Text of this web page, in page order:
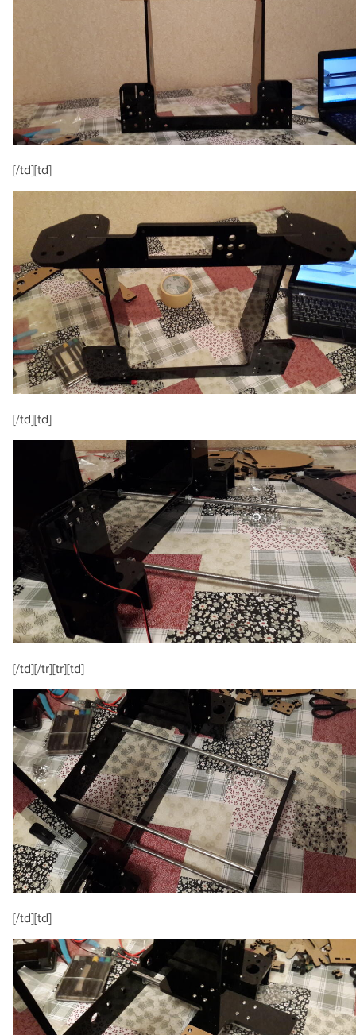
[/td][td]
[/td][td]
[/td][/tr][tr][td]
[/td][td]